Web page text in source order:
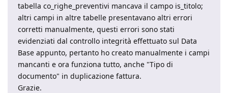
tabella co_righe_preventivi mancava il campo is_titolo;
altri campi in altre tabelle presentavano altri errori
corretti manualmente, questi errori sono stati
evidenziati dal controllo integrità effettuato sul Data
Base appunto, pertanto ho creato manualmente i campi
mancanti e ora funziona tutto, anche "Tipo di
documento" in duplicazione fattura.
Grazie.